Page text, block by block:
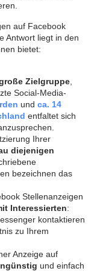
auf Facebook
Antwort liegt in den
bietet:
Zielgruppe
Social-Media-
und ca. 14
entfaltet sich
Ihrer
diejenigen
bezeichnen das
Stellenanzeigen
Interessierten:
kontaktieren
zu Ihrem
Anzeige auf
und einfach